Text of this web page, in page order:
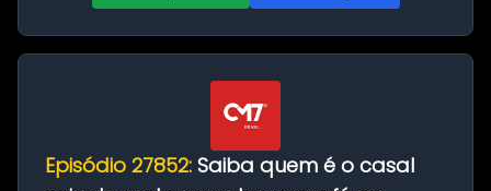
Episódio 27852: Saiba quem é o casal